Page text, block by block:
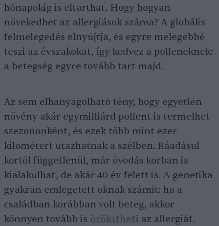
hónapokig is eltarthat. Hogy hogyan
növekedhet az allergiások száma? A globális
felmelegedés elnyújtja, és egyre melegebbé
teszi az évszakokat, így kedvez a polleneknek:
a betegség egyre tovább tart majd.
Az sem elhanyagolható tény, hogy egyetlen
növény akár egymilliárd pollent is termelhet
szezononként, és ezek több mint ezer
kilométert utazhatnak a szélben. Ráadásul
kortól függetlenül, már óvodás korban is
kialakulhat, de akár 40 év felett is. A genetika
gyakran emlegetett oknak számít: ha a
családban korábban volt beteg, akkor
könnyen tovább is örökítheti az allergiát.